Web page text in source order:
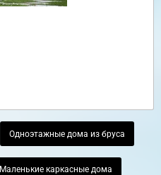
Одноэтажные дома из бруса
Маленькие каркасные дома